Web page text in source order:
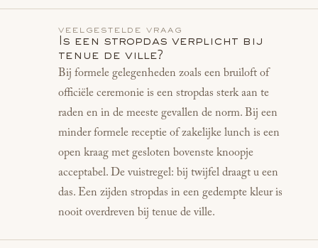
VEELGESTELDE VRAAG
Is een stropdas verplicht bij
tenue de ville?
Bij formele gelegenheden zoals een bruiloft of
officiële ceremonie is een stropdas sterk aan te
raden en in de meeste gevallen de norm. Bij een
minder formele receptie of zakelijke lunch is een
open kraag met gesloten bovenste knoopje
acceptabel. De vuistregel: bij twijfel draagt u een
das. Een zijden stropdas in een gedempte kleur is
nooit overdreven bij tenue de ville.